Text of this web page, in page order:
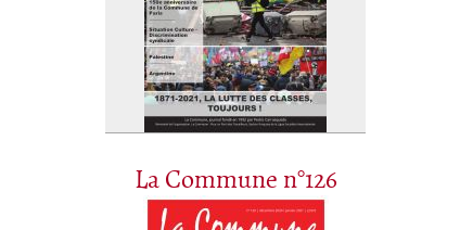
La Commune n°126